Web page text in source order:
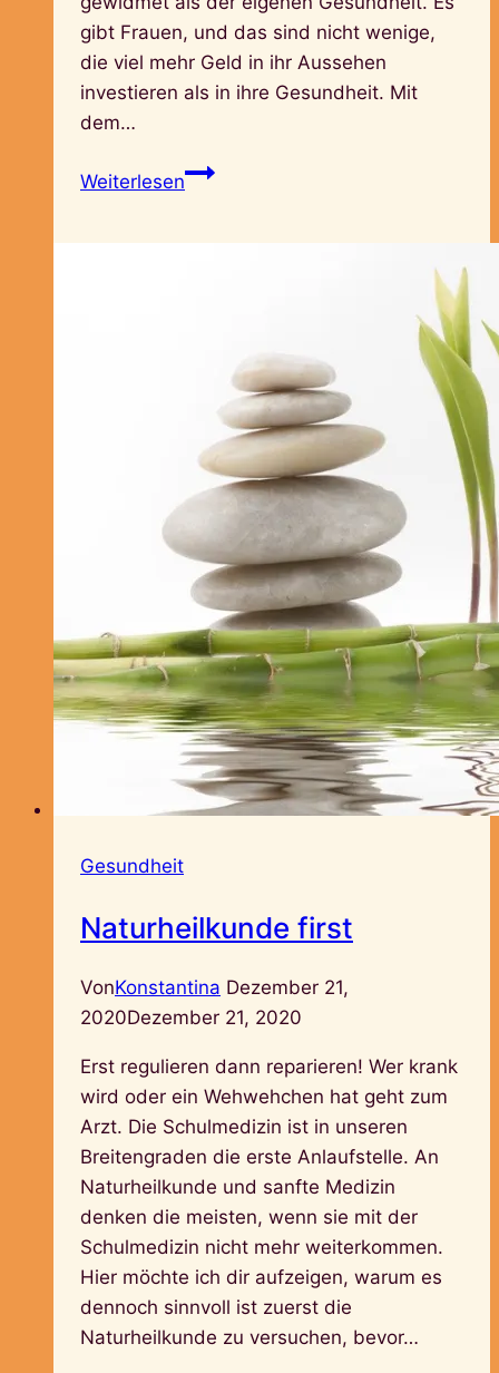
gibt Frauen, und das sind nicht wenige,
die viel mehr Geld in ihr Aussehen
investieren als in ihre Gesundheit. Mit
dem…
WeiterlesenKläre
Gesundheit
Naturheilkunde first
VonKonstantina Dezember 21,
2020Dezember 21, 2020
Erst regulieren dann reparieren! Wer krank
wird oder ein Wehwehchen hat geht zum
Arzt. Die Schulmedizin ist in unseren
Breitengraden die erste Anlaufstelle. An
Naturheilkunde und sanfte Medizin
denken die meisten, wenn sie mit der
Schulmedizin nicht mehr weiterkommen.
Hier möchte ich dir aufzeigen, warum es
dennoch sinnvoll ist zuerst die
Naturheilkunde zu versuchen, bevor…